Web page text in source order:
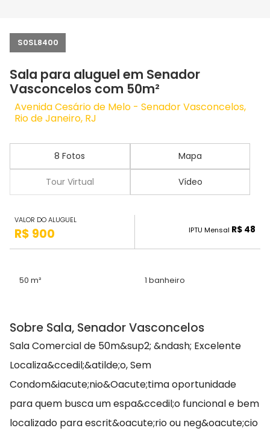
S0SL8400
Sala para aluguel em Senador
Vasconcelos com 50m²
Avenida Cesário de Melo - Senador Vasconcelos,
Rio de Janeiro, RJ
8 Fotos Mapa
Tour Virtual Vídeo
VALOR DO ALUGUEL
R$ 900 IPTU Mensal R$ 48
50 m² 1 banheiro
Sobre Sala, Senador Vasconcelos
Sala Comercial de 50m&sup2; &ndash; Excelente
Localiza&ccedil;&atilde;o, Sem
Condom&iacute;nio&Oacute;tima oportunidade
para quem busca um espa&ccedil;o funcional e bem
localizado para escrit&oacute;rio ou neg&oacute;cio